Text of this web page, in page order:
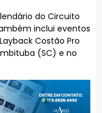
do Circuito
inclui eventos
Costão Pro
(SC) e no